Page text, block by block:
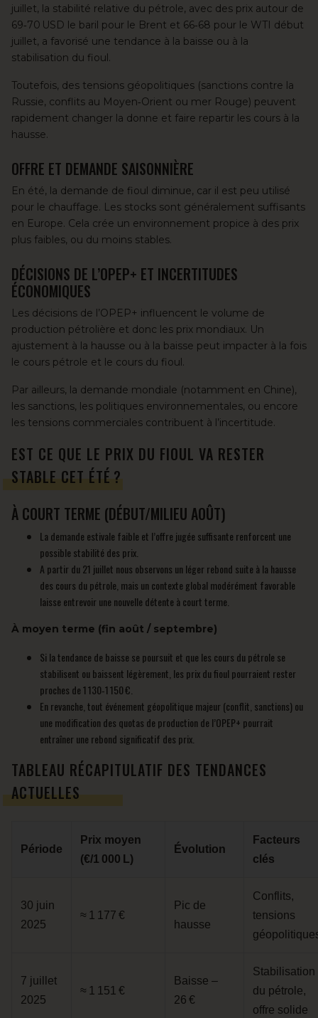
juillet, la stabilité relative du pétrole, avec des prix autour de
69‑70 USD le baril pour le Brent et 66‑68 pour le WTI début
juillet, a favorisé une tendance à la baisse ou à la
stabilisation du fioul.
Toutefois, des tensions géopolitiques (sanctions contre la
Russie, conflits au Moyen‑Orient ou mer Rouge) peuvent
rapidement changer la donne et faire repartir les cours à la
hausse.
OFFRE ET DEMANDE SAISONNIÈRE
En été, la demande de fioul diminue, car il est peu utilisé
pour le chauffage. Les stocks sont généralement suffisants
en Europe. Cela crée un environnement propice à des prix
plus faibles, ou du moins stables.
DÉCISIONS DE L’OPEP+ ET INCERTITUDES
ÉCONOMIQUES
Les décisions de l’OPEP+ influencent le volume de
production pétrolière et donc les prix mondiaux. Un
ajustement à la hausse ou à la baisse peut impacter à la fois
le cours pétrole et le cours du fioul.
Par ailleurs, la demande mondiale (notamment en Chine),
les sanctions, les politiques environnementales, ou encore
les tensions commerciales contribuent à l’incertitude.
EST CE QUE LE PRIX DU FIOUL VA RESTER
STABLE CET ÉTÉ ?
À COURT TERME (DÉBUT/MILIEU AOÛT)
La demande estivale faible et l’offre jugée suffisante renforcent une
possible stabilité des prix.
A partir du 21 juillet nous observons un léger rebond suite à la hausse
des cours du pétrole, mais un contexte global modérément favorable
laisse entrevoir une nouvelle détente à court terme.
À moyen terme (fin août / septembre)
Si la tendance de baisse se poursuit et que les cours du pétrole se
stabilisent ou baissent légèrement, les prix du fioul pourraient rester
proches de 1 130‑1 150 €.
En revanche, tout événement géopolitique majeur (conflit, sanctions) ou
une modification des quotas de production de l’OPEP+ pourrait
entraîner une rebond significatif des prix.
TABLEAU RÉCAPITULATIF DES TENDANCES
ACTUELLES
Période
Prix moyen
(€/1 000 L)
Évolution
Facteurs
clés
30 juin
2025
≈ 1 177 €
Pic de
hausse
Conflits,
tensions
7 juillet
2025
≈ 1 151 €
Baisse –
26 €
Stabilisation
du pétrole,
offre solide